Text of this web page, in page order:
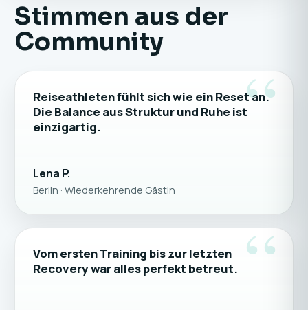
Stimmen aus der
Community
“
Reiseathleten fühlt sich wie ein Reset an.
Die Balance aus Struktur und Ruhe ist
einzigartig.
Lena P.
Berlin · Wiederkehrende Gästin
“
Vom ersten Training bis zur letzten
Recovery war alles perfekt betreut.